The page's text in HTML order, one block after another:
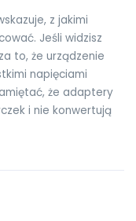
z jakimi
Jeśli widzisz
to, że urządzenie
napięciami
że adaptery
i nie konwertują